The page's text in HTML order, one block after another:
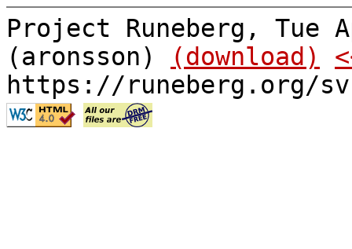
Project Runeberg, Tue
(aronsson)
(download)
https://runeberg.org/